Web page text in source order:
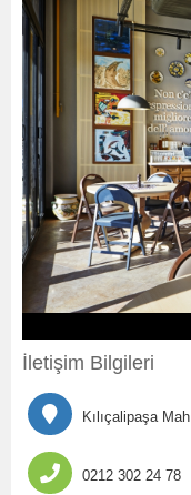
İletişim Bilgileri
Kılıçalipaşa
0212 302 24 78